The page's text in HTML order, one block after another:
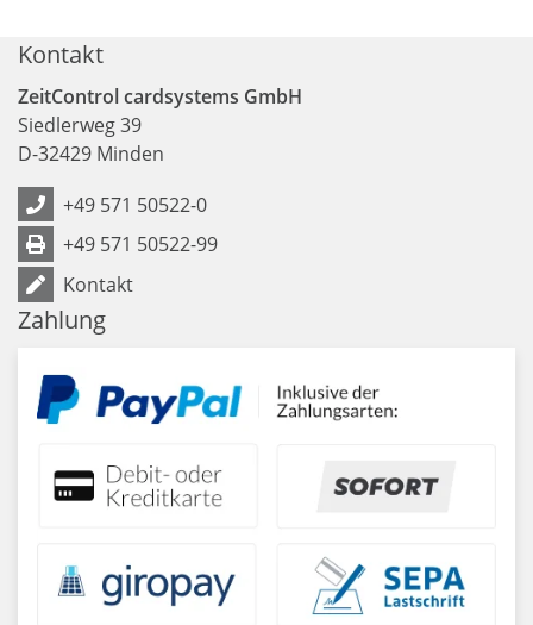
Kontakt
ZeitControl cardsystems GmbH
Siedlerweg 39
D-32429 Minden
+49 571 50522-0
+49 571 50522-99
Kontakt
Zahlung